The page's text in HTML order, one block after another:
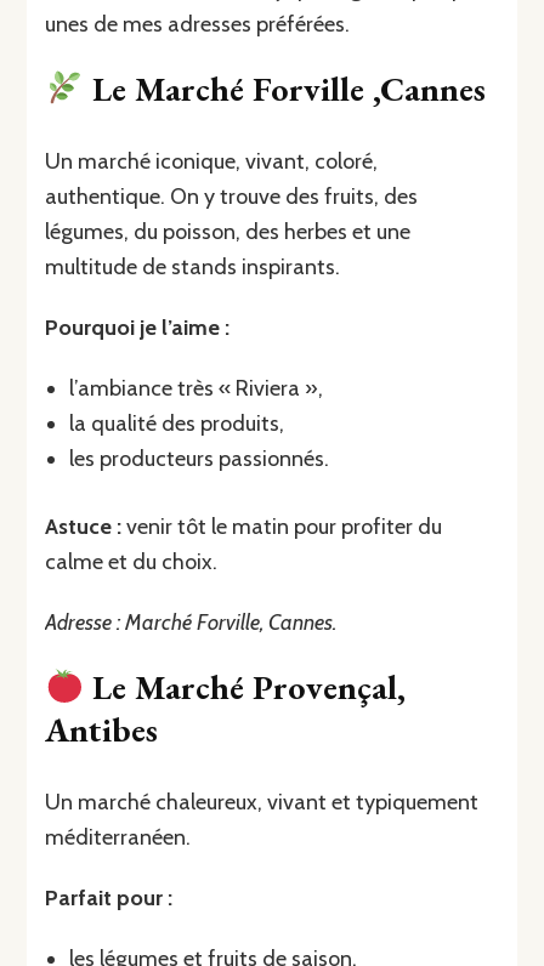
unes de mes adresses préférées.
Le Marché Forville ,Cannes
Un marché iconique, vivant, coloré,
authentique. On y trouve des fruits, des
légumes, du poisson, des herbes et une
multitude de stands inspirants.
Pourquoi je l’aime :
l’ambiance très « Riviera »,
la qualité des produits,
les producteurs passionnés.
Astuce :venir tôt le matin pour profiter du
calme et du choix.
Adresse : Marché Forville, Cannes.
Le Marché Provençal,
Antibes
Un marché chaleureux, vivant et typiquement
méditerranéen.
Parfait pour :
les légumes et fruits de saison,